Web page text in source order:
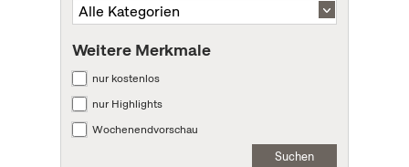
Weitere Merkmale
nur kostenlos
nur Highlights
Wochenendvorschau
Suchen